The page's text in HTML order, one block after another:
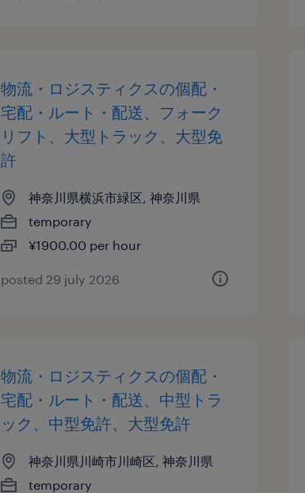
物流・ロジスティクスの個配・
宅配・ルート・配送、フォーク
リフト、大型トラック、大型免
許
神奈川県横浜市緑区, 神奈川県
temporary
¥1900.00 per hour
posted 29 july 2026
物流・ロジスティクスの個配・
宅配・ルート・配送、中型トラ
ック、中型免許、大型免許
神奈川県川崎市川崎区, 神奈川県
temporary